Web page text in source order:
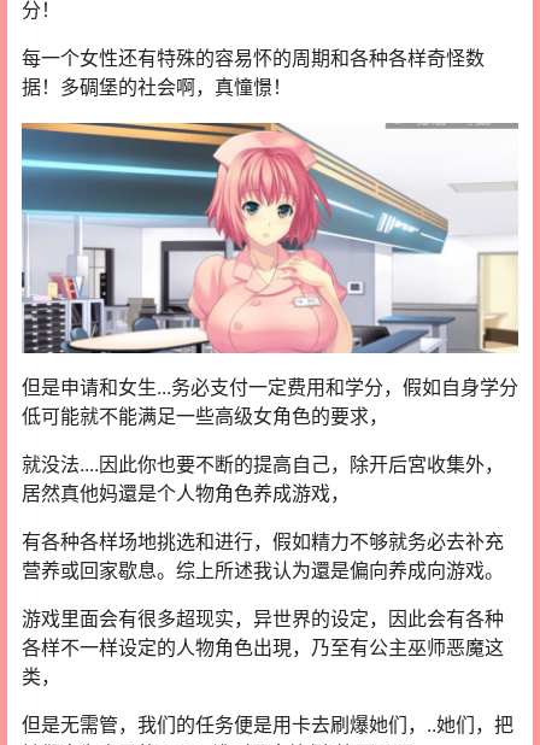
分！
每一个女性还有特殊的容易怀的周期和各种各样奇怪数
据！多碉堡的社会啊，真憧憬！
但是申请和女生...务必支付一定费用和学分，假如自身学分
低可能就不能满足一些高级女角色的要求，
就没法....因此你也要不断的提高自己，除开后宮收集外，
居然真他妈還是个人物角色养成游戏，
有各种各样场地挑选和进行，假如精力不够就务必去补充
营养或回家歇息。综上所述我认为還是偏向养成向游戏。
游戏里面会有很多超现实，异世界的设定，因此会有各种
各样不一样设定的人物角色出現，乃至有公主巫师恶魔这
类，
但是无需管，我们的任务便是用卡去刷爆她们，..她们，把